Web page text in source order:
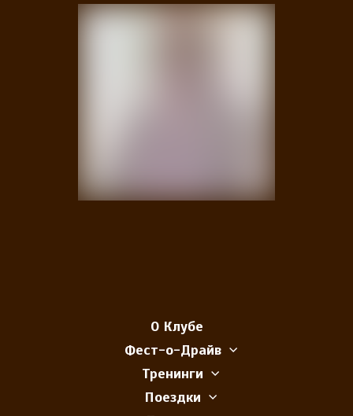
О Клубе
Фест-о-Драйв
Тренинги
Поездки